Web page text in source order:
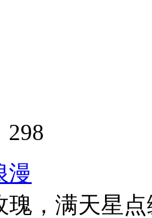
298
漫
瑰，满天星点